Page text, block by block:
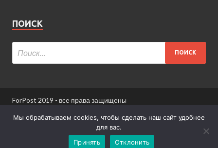
ПОИСК
ForPost 2019 - все права защищены
При использовании материалов сайта ссылка
Информация для пользователей сайта
Мы обрабатываем cookies, чтобы сделать наш сайт удобнее
для вас.
Принять
Отклонить